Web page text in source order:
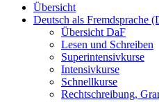
Übersicht
Deutsch als Fremdsprache
Übersicht DaF
Lesen und Schreiben
Superintensivkurse
Intensivkurse
Schnellkurse
Rechtschreibung,